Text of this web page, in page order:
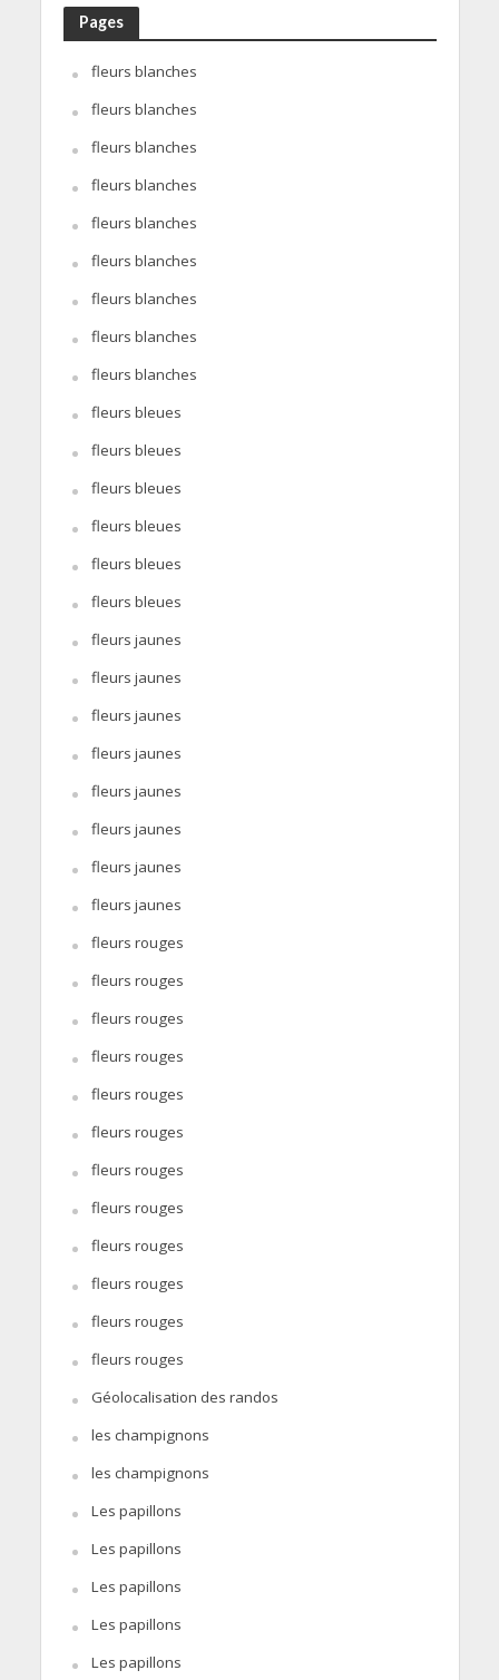
Pages
fleurs blanches
fleurs blanches
fleurs blanches
fleurs blanches
fleurs blanches
fleurs blanches
fleurs blanches
fleurs blanches
fleurs blanches
fleurs bleues
fleurs bleues
fleurs bleues
fleurs bleues
fleurs bleues
fleurs bleues
fleurs jaunes
fleurs jaunes
fleurs jaunes
fleurs jaunes
fleurs jaunes
fleurs jaunes
fleurs jaunes
fleurs jaunes
fleurs rouges
fleurs rouges
fleurs rouges
fleurs rouges
fleurs rouges
fleurs rouges
fleurs rouges
fleurs rouges
fleurs rouges
fleurs rouges
fleurs rouges
fleurs rouges
Géolocalisation des randos
les champignons
les champignons
Les papillons
Les papillons
Les papillons
Les papillons
Les papillons